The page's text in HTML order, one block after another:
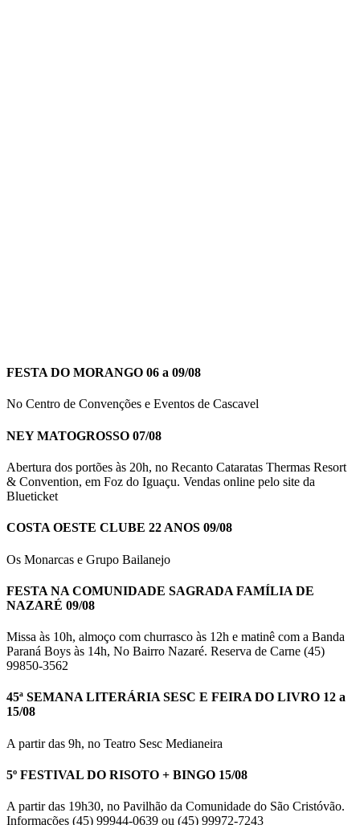
FESTA DO MORANGO 06 a 09/08
No Centro de Convenções e Eventos de Cascavel
NEY MATOGROSSO 07/08
Abertura dos portões às 20h, no Recanto Cataratas Thermas Resort
& Convention, em Foz do Iguaçu. Vendas online pelo site da
Blueticket
COSTA OESTE CLUBE 22 ANOS 09/08
Os Monarcas e Grupo Bailanejo
FESTA NA COMUNIDADE SAGRADA FAMÍLIA DE
NAZARÉ 09/08
Missa às 10h, almoço com churrasco às 12h e matinê com a Banda
Paraná Boys às 14h, No Bairro Nazaré. Reserva de Carne (45)
99850-3562
45ª SEMANA LITERÁRIA SESC E FEIRA DO LIVRO 12 a
15/08
A partir das 9h, no Teatro Sesc Medianeira
5º FESTIVAL DO RISOTO + BINGO 15/08
A partir das 19h30, no Pavilhão da Comunidade do São Cristóvão.
Informações (45) 99944-0639 ou (45) 99972-7243